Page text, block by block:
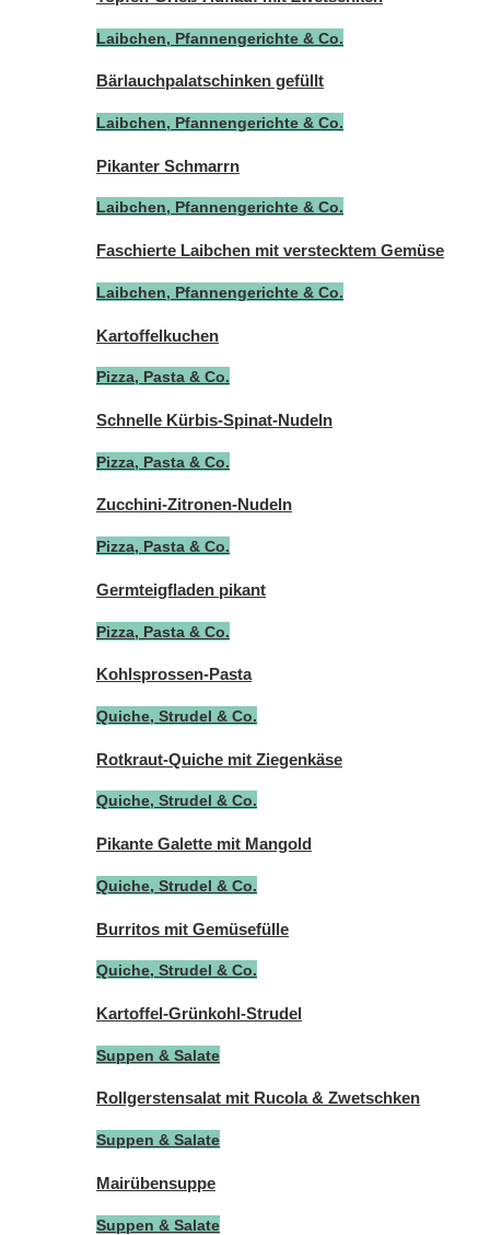
Laibchen, Pfannengerichte & Co.
Bärlauchpalatschinken gefüllt
Laibchen, Pfannengerichte & Co.
Pikanter Schmarrn
Laibchen, Pfannengerichte & Co.
Faschierte Laibchen mit verstecktem Gemüse
Laibchen, Pfannengerichte & Co.
Kartoffelkuchen
Pizza, Pasta & Co.
Schnelle Kürbis-Spinat-Nudeln
Pizza, Pasta & Co.
Zucchini-Zitronen-Nudeln
Pizza, Pasta & Co.
Germteigfladen pikant
Pizza, Pasta & Co.
Kohlsprossen-Pasta
Quiche, Strudel & Co.
Rotkraut-Quiche mit Ziegenkäse
Quiche, Strudel & Co.
Pikante Galette mit Mangold
Quiche, Strudel & Co.
Burritos mit Gemüsefülle
Quiche, Strudel & Co.
Kartoffel-Grünkohl-Strudel
Suppen & Salate
Rollgerstensalat mit Rucola & Zwetschken
Suppen & Salate
Mairübensuppe
Suppen & Salate